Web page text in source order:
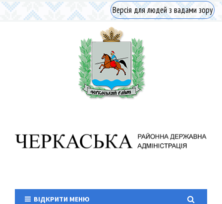
Версія для людей з вадами зору
ВІДКРИТИ МЕНЮ